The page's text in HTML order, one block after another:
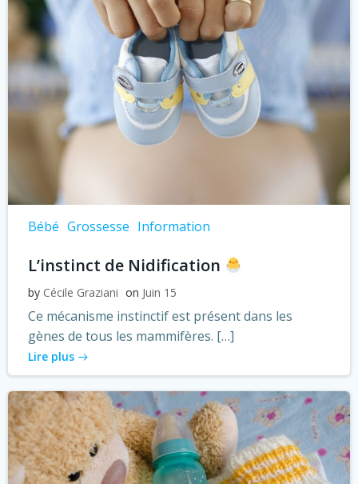
Bébé Grossesse Information
L’instinct de Nidification
by Cécile Graziani on Juin 15
Ce mécanisme instinctif est présent dans les
gènes de tous les mammifères. […]
Lire plus